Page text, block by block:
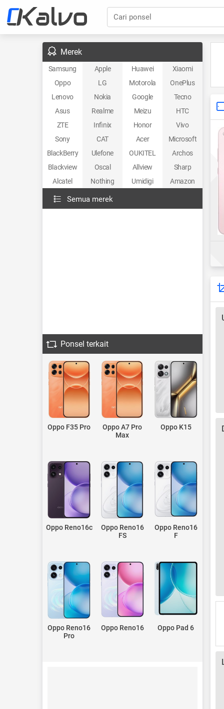
Cari ponsel
Merek
Samsung Apple Huawei
Xiaomi
Oppo
LG Motorola
OnePlus
Lenovo
Nokia Google
Tecno
Asus
Realme Meizu
HTC
ZTE
Infinix Honor
Vivo
Sony
CAT Acer
Microsoft
BlackBerry
Ulefone OUKITEL
Archos
Blackview
Oscal Allview
Sharp
Alcatel
Nothing Umidigi Amazon
Semua merek
Ponsel terkait
Oppo F35 Pro
Oppo A7 Pro
Max
Oppo K15
Oppo Reno16c
Oppo Reno16
FS
Oppo Reno16
F
Oppo Reno16
Pro
Oppo Reno16 Oppo Pad 6